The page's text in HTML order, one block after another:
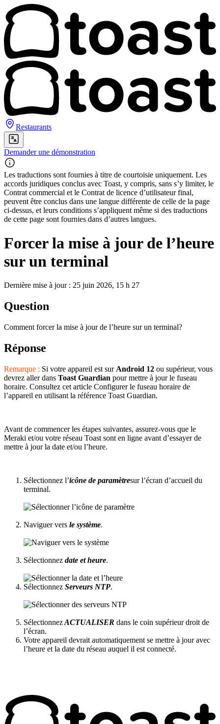
Restaurants
Demander une démonstration
Les traductions sont fournies à titre de courtoisie uniquement. Les
accords juridiques conclus avec Toast, y compris, sans s’y limiter, le
Contrat commercial et le Contrat de licence d’utilisateur final,
peuvent être conclus dans une langue différente de celle de la page
ci-dessus, et leurs conditions s’appliquent même si des traductions
de cette page sont fournies dans d’autres langues.
Forcer la mise à jour de l’heure
sur un terminal
Dernière mise à jour : 25 juin 2026, 15 h 27
Question
Comment forcer la mise à jour de l’heure sur un terminal?
Réponse
Remarque : Si votre appareil est sur Android 12 ou supérieur, vous
devrez aller dans Toast Guardian pour mettre à jour le fuseau
horaire. Consultez cet article Configurer le fuseau horaire de
l’appareil en utilisant la référence Toast Guardian.
Avant de commencer les étapes suivantes, assurez-vous que le
Meraki et/ou votre réseau Toast sont en ligne avant d’essayer de
mettre à jour la date et/ou l’heure.
Sélectionnez l’icône de paramètresur l’écran d’accueil du
terminal.
Naviguer vers le système.
Sélectionnez date et heure.
Sélectionnez Serveurs NTP.
SélectionnezACTUALISER dans le coin supérieur droit de
l’écran.
Votre appareil devrait automatiquement se mettre à jour avec
l’heure et la date du réseau auquel il est connecté.